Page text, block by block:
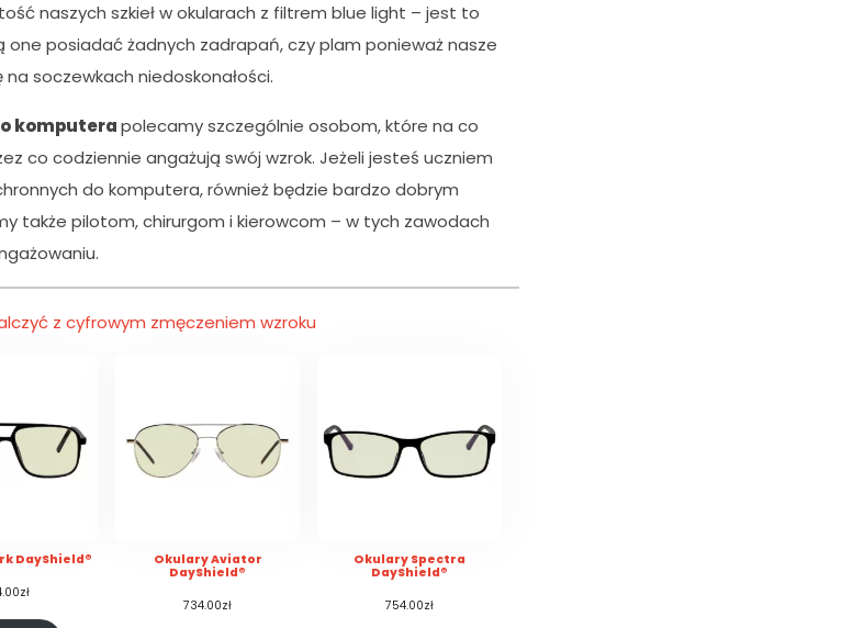
naszych szkieł w okularach z filtrem blue light – jest to
one posiadać żadnych zadrapań, czy plam ponieważ nasze
soczewkach niedoskonałości.
komputerapolecamy szczególnie osobom, które na co
co codziennie angażują swój wzrok. Jeżeli jesteś uczniem
do komputera, również będzie bardzo dobrym
także pilotom, chirurgom i kierowcom – w tych zawodach
z cyfrowym zmęczeniem wzroku
DayShield®
zł
Okulary Aviator
DayShield®
734.00zł
Okulary Spectra
DayShield®
754.00zł